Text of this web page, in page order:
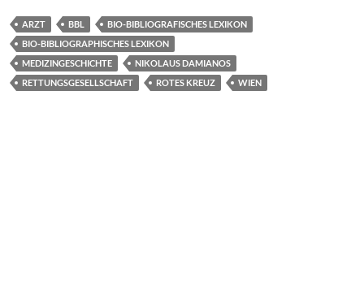
e
b
o
o
to
d
o
n
ail le
n
ARZT BBL
BIO-BIBLIOGRAFISCHES LEXIKON
BIO-BIBLIOGRAPHISCHES LEXIKON
MEDIZINGESCHICHTE
NIKOLAUS DAMIANOS
RETTUNGSGESELLSCHAFT
ROTES KREUZ WIEN